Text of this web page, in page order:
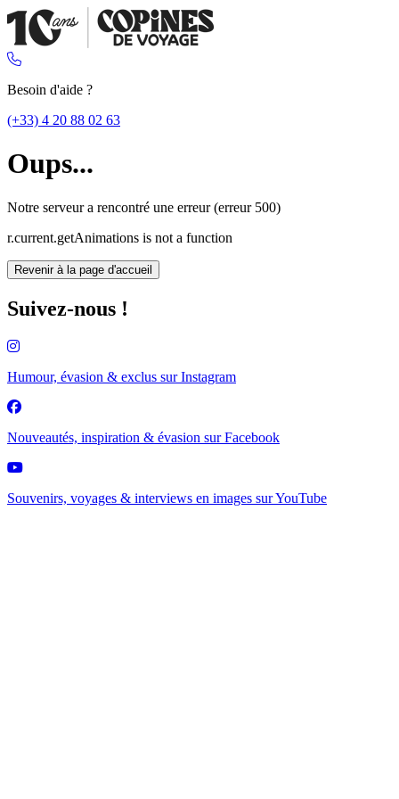
Besoin d'aide ?
(+33) 4 20 88 02 63
Oups...
Notre serveur a rencontré une erreur (erreur 500)
r.current.getAnimations is not a function
Revenir à la page d'accueil
Suivez-nous !
Humour, évasion & exclus surInstagram
Nouveautés, inspiration & évasion surFacebook
Souvenirs, voyages & interviews en images surYouTube